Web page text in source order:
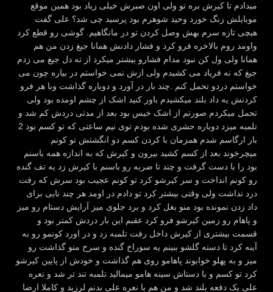
میدادم تا کیرش بره تو ولی اون صبرش خیلی زیاد بود همین موقع
موبایلش زنگ خورد وحید شوهرم بود پرسید چی شد؟ علی گفت
هیچی تازه سرم بهش وصل کردن تو در مانگاهیم. گوشی رو قطع کرد
واومد روم بالاخره فرو کرد و فشار دادنش همانا جیغ زدن من هم
همانا ولی ول کن نبود مدام فشارو بیشتر میکرد از ته دل جیغ می زدم
جیغ که نه فریاد می کشیدم ولی ازش نمی خواستم در بیاره چون می
خواستم دردو تحمل کنم .چند بار در آورد و دوباره گذاشت وبا هر فرو
کردنش یه داد بلند میکشیدم باور کنید اشک از چشم اومده بود ولی
تحمل میکردم صورتم از اشک خیس بود بعد از مدتی دردش کم شد و
تلمبه میزد دوباره حشری شده بودم توی نیم ساعتی که تو کسم بود 2
بار ارگاسم شدم همزمان با کردن کسم دو انگشتش تو کونم
میچرخوند بعد از کسم کشید بیرون و کیرش که به اندازه همه باسنم
بود را با دست گرفت و چند تا ضربه رو باسنم با کیرش زد یه تف گنده
رو کونم انداخت و سر کیرشو کرد تو کونم عجیب بود سرش که رفت
درد نداشت ولی وقتی بیشتر کرد تو دادم در اومد هر چند نایی برای
داد زدن نمونده بود منو بغل کرد و برد جلوی میز آرایش دستام رو میز
و پاهام رو زمین کیرشو فرو کرد عقبم این بار دردش کمتر بود و
قسمت بیشتری از کیرش داخل رفت تلمبه زد و در اورد کونمو رو به
آینه کرد تا دسته گلشو ببینم یه سوراخ گنده و سرخ منو گذاشت رو
میز و به پهلو خوابوند پاهامو روی هم گذاشت و خودش از پایین کیرشو
کرد تو کسم و با دستاش سینه هامو میمالید تلمبه تند تر شد و نعره
علی یک دفعه بلند شد و من هم با نعره علی بدنم لرزید و کاملا ارضا